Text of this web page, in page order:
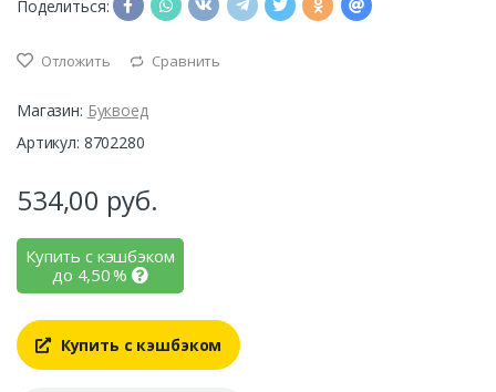
Поделиться:
Отложить Сравнить
Магазин: Буквоед
Артикул: 8702280
534,00 руб.
Купить с кэшбэком
до 4,50%
Купить с кэшбэком